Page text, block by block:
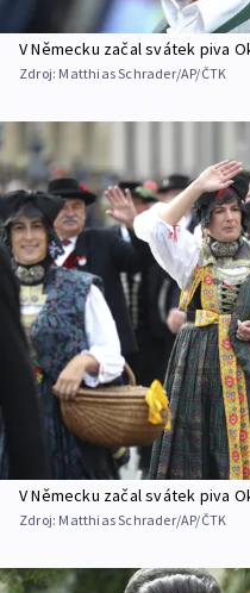
V Německu začal svátek piva
Zdroj: Matthias Schrader/AP/ČTK
V Německu začal svátek piva
Zdroj: Matthias Schrader/AP/ČTK